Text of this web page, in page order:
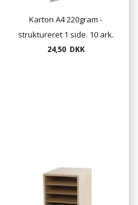
Karton A4 220gram -
struktureret 1 side. 10 ark.
pr. pose.
24,50 DKK